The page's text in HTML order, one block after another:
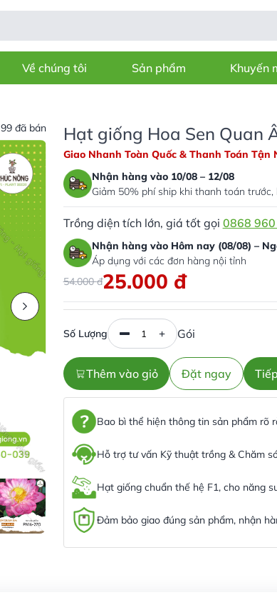
Về chúng tôi Sản phẩm Khuyến
99 đã bán Hạt giống Hoa Sen Quan
Giao Nhanh Toàn Quốc & Thanh Toán Tận
Nhận hàng vào 10/08 – 12/08
Giảm 50% phí ship khi thanh toán
Trồng diện tích lớn, giá tốt gọi 0868
Nhận hàng vào Hôm nay (08/08) –
Áp dụng với các đơn hàng nội tỉnh
54.000đ25.000 đ
Số Lượng Gói
Thêm vào giỏ Đặt ngay
Bao bì thể hiện thông tin sản phẩm rõ
Hỗ trợ tư vấn Kỹ thuật trồng & Chăm
Hạt giống chuẩn thế hệ F1, cho năng
Đảm bảo giao đúng sản phẩm, nhận